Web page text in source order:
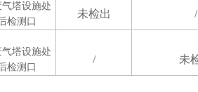
塔设施处
检测口
未检出 /
塔设施处
检测口
/ 未